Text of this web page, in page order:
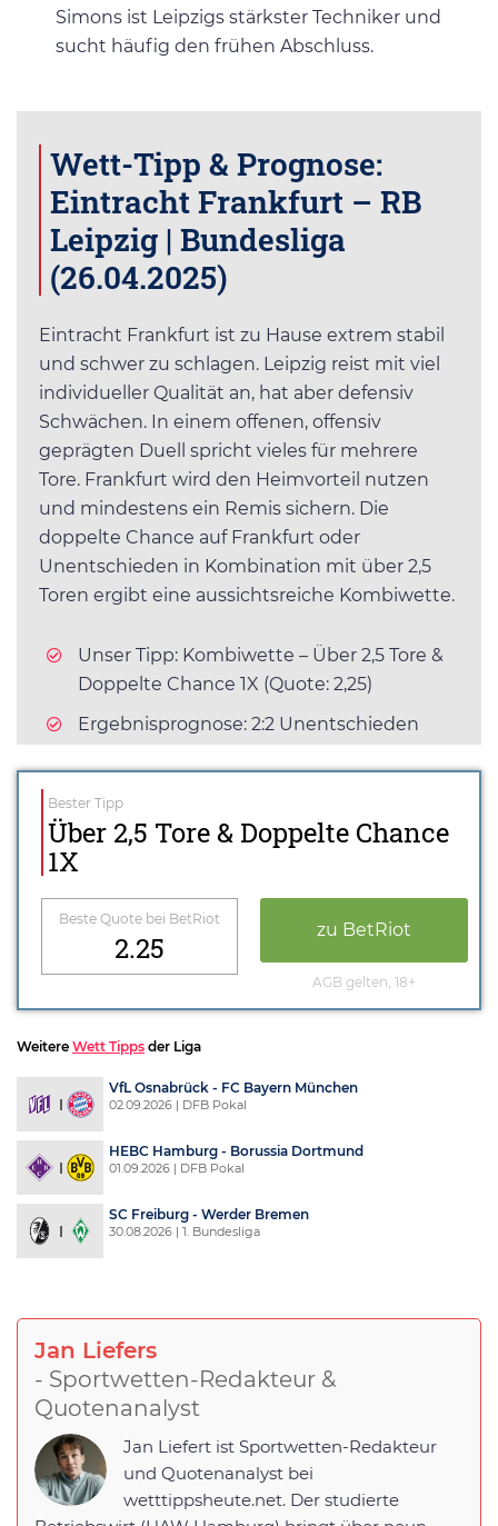
Simons ist Leipzigs stärkster Techniker und
sucht häufig den frühen Abschluss.
Wett-Tipp & Prognose:
Eintracht Frankfurt – RB
Leipzig | Bundesliga
(26.04.2025)
Eintracht Frankfurt ist zu Hause extrem stabil
und schwer zu schlagen. Leipzig reist mit viel
individueller Qualität an, hat aber defensiv
Schwächen. In einem offenen, offensiv
geprägten Duell spricht vieles für mehrere
Tore. Frankfurt wird den Heimvorteil nutzen
und mindestens ein Remis sichern. Die
doppelte Chance auf Frankfurt oder
Unentschieden in Kombination mit über 2,5
Toren ergibt eine aussichtsreiche Kombiwette.
Unser Tipp: Kombiwette – Über 2,5 Tore &
Doppelte Chance 1X (Quote: 2,25)
Ergebnisprognose: 2:2 Unentschieden
Bester Tipp
Über 2,5 Tore & Doppelte Chance
1X
Beste Quote bei BetRiot
2.25
zu BetRiot
AGB gelten, 18+
Weitere Wett Tipps der Liga
VfL Osnabrück - FC Bayern München
02.09.2026 | DFB Pokal
HEBC Hamburg - Borussia Dortmund
01.09.2026 | DFB Pokal
SC Freiburg - Werder Bremen
30.08.2026 | 1. Bundesliga
Jan Liefers
- Sportwetten-Redakteur &
Quotenanalyst
Jan Liefert ist Sportwetten-Redakteur
und Quotenanalyst bei
wetttippsheute.net. Der studierte